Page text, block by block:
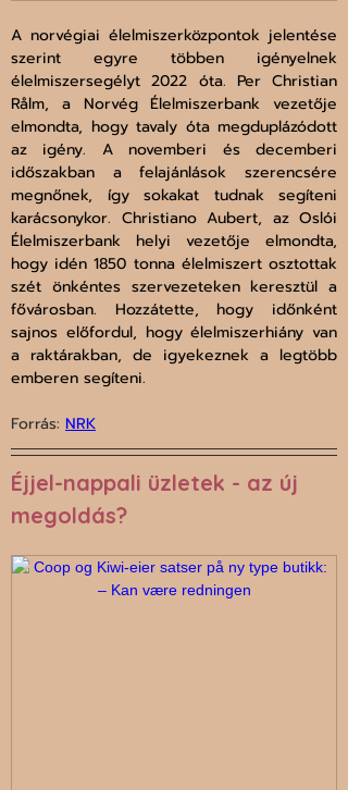
A norvégiai élelmiszerközpontok jelentése
szerint egyre többen igényelnek
élelmiszersegélyt 2022 óta. Per Christian
Rålm, a Norvég Élelmiszerbank vezetője
elmondta, hogy tavaly óta megduplázódott
az igény. A novemberi és decemberi
időszakban a felajánlások szerencsére
megnőnek, így sokakat tudnak segíteni
karácsonykor. Christiano Aubert, az Oslói
Élelmiszerbank helyi vezetője elmondta,
hogy idén 1850 tonna élelmiszert osztottak
szét önkéntes szervezeteken keresztül a
fővárosban. Hozzátette, hogy időnként
sajnos előfordul, hogy élelmiszerhiány van
a raktárakban, de igyekeznek a legtöbb
emberen segíteni.
Forrás: NRK
Éjjel-nappali üzletek - az új
megoldás?